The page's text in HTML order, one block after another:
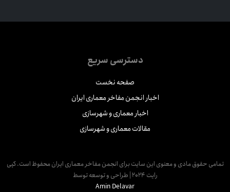
دسترسی سریع
صفحه نخست
اخبار انجمن مفاخر معماری ایران
اخبار معماری و شهرسازی
مقالات معماری و شهرسازی
حقوق مادی و معنوی این سایت برای انجمن مفاخر معماری ایران محفوظ است. کپی
رایت 2024 | طراحی و توسعه توسط
Amin Delavar